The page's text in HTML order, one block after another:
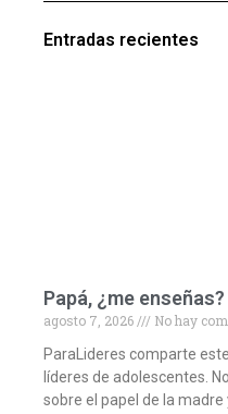
Entradas recientes
Papá, ¿me
agosto 7, 2026
No hay
ParaLideres comparte
líderes de adolescentes.
sobre el papel de la madre